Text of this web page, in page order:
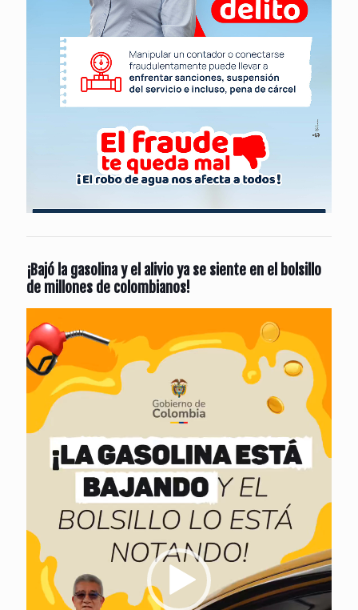
¡Bajó la gasolina y el alivio ya se siente en el bolsillo
de millones de colombianos!
de
vídeo